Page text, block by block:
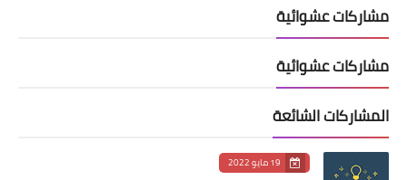
مشاركات عشوائية
مشاركات عشوائية
المشاركات الشائعة
19 مايو 2022